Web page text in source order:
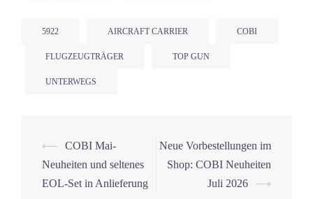
5922 AIRCRAFT CARRIER COBI
FLUGZEUGTRÄGER TOP GUN
UNTERWEGS
Beitrags-
Navigation
⟵
COBI Mai-
Neuheiten und seltenes
EOL-Set in Anlieferung
Neue Vorbestellungen im
Shop: COBI Neuheiten
Juli 2026
⟶